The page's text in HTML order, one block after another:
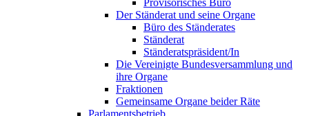
Provisorisches Büro
Der Ständerat und seine Organe
Büro des Ständerates
Ständerat
Ständeratspräsident/In
Die Vereinigte Bundesversammlung und
ihre Organe
Fraktionen
Gemeinsame Organe beider Räte